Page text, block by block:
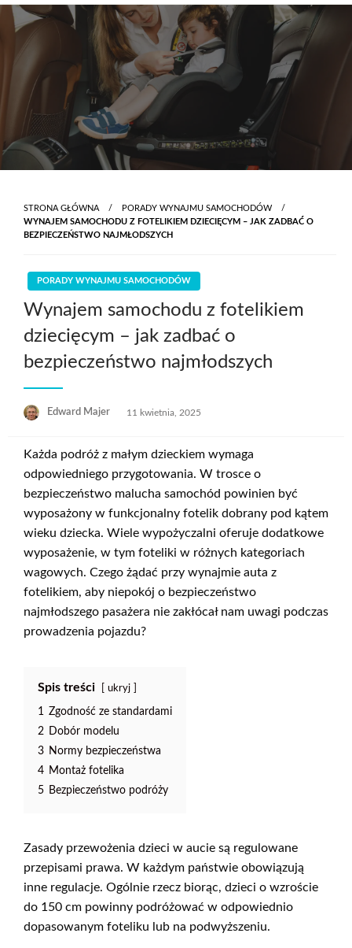
Skip
content
STRONA GŁÓWNA
PORADY WYNAJMU SAMOCHODÓW
WYNAJEM SAMOCHODU Z FOTELIKIEM DZIECIĘCYM – JAK ZADBAĆ O
BEZPIECZEŃSTWO NAJMŁODSZYCH
PORADY WYNAJMU SAMOCHODÓW
Wynajem samochodu z fotelikiem
dziecięcym – jak zadbać o
bezpieczeństwo najmłodszych
Edward Majer
Opublikowane
11 kwietnia, 2025
Każda podróż z małym dzieckiem wymaga
odpowiedniego przygotowania. W trosce o
bezpieczeństwo malucha samochód powinien być
wyposażony w funkcjonalny fotelik dobrany pod kątem
wieku dziecka. Wiele wypożyczalni oferuje dodatkowe
wyposażenie, w tym foteliki w różnych kategoriach
wagowych. Czego żądać przy wynajmie auta z
fotelikiem, aby niepokój o bezpieczeństwo
najmłodszego pasażera nie zakłócał nam uwagi podczas
prowadzenia pojazdu?
Spis treści ukryj
1 Zgodność ze standardami
2 Dobór modelu
3 Normy bezpieczeństwa
4 Montaż fotelika
5 Bezpieczeństwo podróży
Zasady przewożenia dzieci w aucie są regulowane
przepisami prawa. W każdym państwie obowiązują
inne regulacje. Ogólnie rzecz biorąc, dzieci o wzroście
do 150 cm powinny podróżować w odpowiednio
dopasowanym foteliku lub na podwyższeniu.